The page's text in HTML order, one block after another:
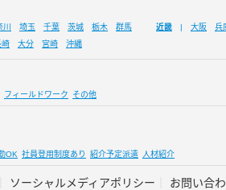
埼玉 千葉 茨城 栃木 群馬 近畿 大阪 兵
崎 大分 宮崎 沖縄
フィールドワーク その他
OK 社員登用制度あり 紹介予定派遣 人材紹介
ソーシャルメディアポリシー お問い合